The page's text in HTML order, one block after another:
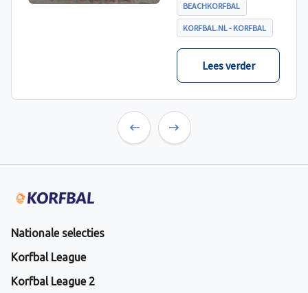
tegen België, die
eindigde in shoot-outs,
was het Nederland dat
er met het goud vandoor
BEACHKORFBAL
KORFBAL.NL - KORFBAL
Lees verder
Nationale selecties
Korfbal League
Korfbal League 2